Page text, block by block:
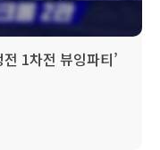
1차전 뷰잉파티’